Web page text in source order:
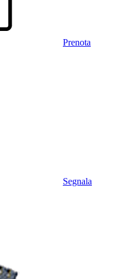
Prenota
Segnala